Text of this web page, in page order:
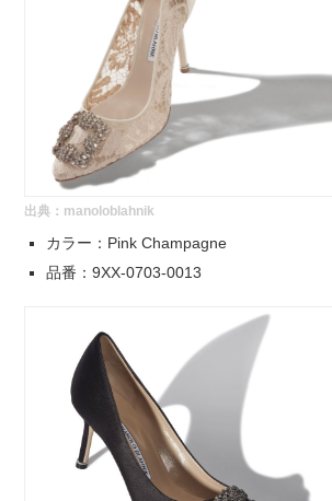
出典： manoloblahnik
カラー：Pink Champagne
品番：9XX-0703-0013